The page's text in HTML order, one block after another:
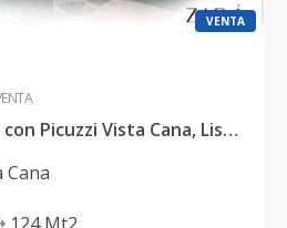
VENTA
Villa 3 Habitaciones con Picuzzi Vista Cana, Lista Finales Verano 2026
Cana